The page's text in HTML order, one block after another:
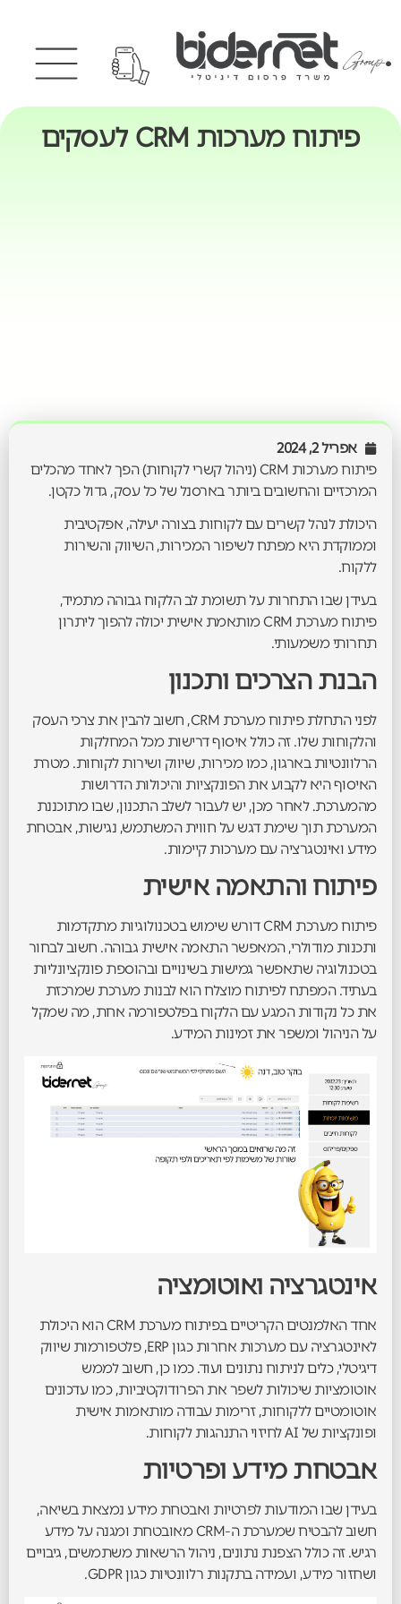
פיתוח מערכות CRM לעסקים
אפריל 2, 2024
פיתוח מערכות CRM (ניהול קשרי לקוחות) הפך לאחד מהכלים
המרכזיים והחשובים ביותר בארסנל של כל עסק, גדול כקטן.
היכולת לנהל קשרים עם לקוחות בצורה יעילה, אפקטיבית
וממוקדת היא מפתח לשיפור המכירות, השיווק והשירות
ללקוח.
בעידן שבו התחרות על תשומת לב הלקוח גבוהה מתמיד,
פיתוח מערכת CRM מותאמת אישית יכולה להפוך ליתרון
תחרותי משמעותי.
הבנת הצרכים ותכנון
לפני התחלת פיתוח מערכת CRM, חשוב להבין את צרכי העסק
והלקוחות שלו. זה כולל איסוף דרישות מכל המחלקות
הרלוונטיות בארגון, כמו מכירות, שיווק ושירות לקוחות. מטרת
האיסוף היא לקבוע את הפונקציות והיכולות הדרושות
מהמערכת. לאחר מכן, יש לעבור לשלב התכנון, שבו מתוכננת
המערכת תוך שימת דגש על חווית המשתמש, נגישות, אבטחת
מידע ואינטגרציה עם מערכות קיימות.
פיתוח והתאמה אישית
פיתוח מערכת CRM דורש שימוש בטכנולוגיות מתקדמות
ותכנות מודולרי, המאפשר התאמה אישית גבוהה. חשוב לבחור
בטכנולוגיה שתאפשר גמישות בשינויים ובהוספת פונקציונליות
בעתיד. המפתח לפיתוח מוצלח הוא לבנות מערכת שמרכזת
את כל נקודות המגע עם הלקוח בפלטפורמה אחת, מה שמקל
על הניהול ומשפר את זמינות המידע.
אינטגרציה ואוטומציה
אחד האלמנטים הקריטיים בפיתוח מערכת CRM הוא היכולת
לאינטגרציה עם מערכות אחרות כגון ERP, פלטפורמות שיווק
דיגיטלי, כלים לניתוח נתונים ועוד. כמו כן, חשוב לממש
אוטומציות שיכולות לשפר את הפרודוקטיביות, כמו עדכונים
אוטומטיים ללקוחות, זרימות עבודה מותאמות אישית
ופונקציות של AI לחיזוי התנהגות לקוחות.
אבטחת מידע ופרטיות
בעידן שבו המודעות לפרטיות ואבטחת מידע נמצאת בשיאה,
חשוב להבטיח שמערכת ה-CRM מאובטחת ומגנה על מידע
רגיש. זה כולל הצפנת נתונים, ניהול הרשאות משתמשים, גיבויים
ושחזור מידע, ועמידה בתקנות רלוונטיות כגון GDPR.